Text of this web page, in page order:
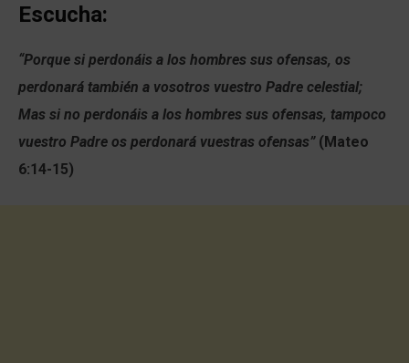
Escucha:
“Porque si perdonáis a los hombres sus ofensas, os
perdonará también a vosotros vuestro Padre celestial;
Mas si no perdonáis a los hombres sus ofensas, tampoco
vuestro Padre os perdonará vuestras ofensas”(Mateo
6:14-15)